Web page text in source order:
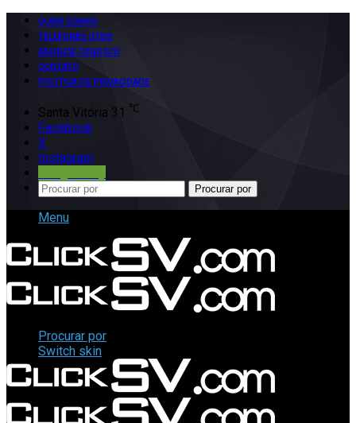
QUEM SOMOS
TELEFONES ÚTEIS
ANUNCIE CONOSCO
CONTATO
POLÍTICA DE PRIVACIDADE
Santa Vitória 31 ℃
Facebook
X
Instagram
Procurar por
Menu
Procurar por
Switch skin